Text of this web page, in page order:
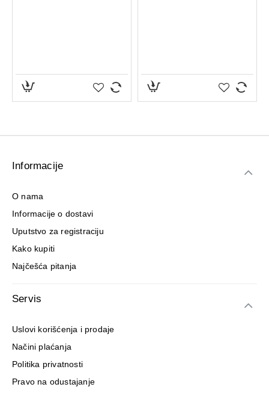
Informacije
O nama
Informacije o dostavi
Uputstvo za registraciju
Kako kupiti
Najčešća pitanja
Servis
Uslovi korišćenja i prodaje
Načini plaćanja
Politika privatnosti
Pravo na odustajanje